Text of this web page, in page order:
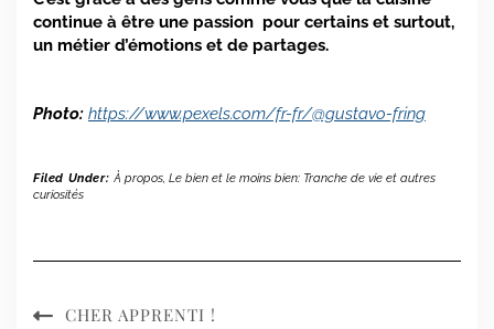
continue à être une passion pour certains et surtout,
un métier d’émotions et de partages.
Photo: https://www.pexels.com/fr-fr/@gustavo-fring
Filed Under: À propos, Le bien et le moins bien: Tranche de vie et autres
curiosités
CHER APPRENTI !